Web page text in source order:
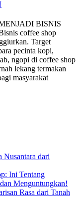
BISNIS
coffee shop
Target
pecinta kopi,
ngopi di coffee shop
lekang termakan
masyarakat
dari
Ini Tentang
Menguntungkan!
Rasa dari Tanah